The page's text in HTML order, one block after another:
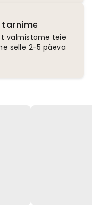
valmistame teie
selle 2-5 päeva